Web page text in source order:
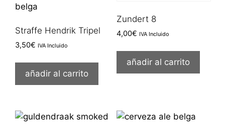
Straffe Hendrik Tripel
3,50€ IVA Incluido
añadir al carrito
Zundert 8
4,00€ IVA Incluido
añadir al carrito